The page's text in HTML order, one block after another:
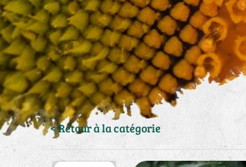
< Retour à la catégorie